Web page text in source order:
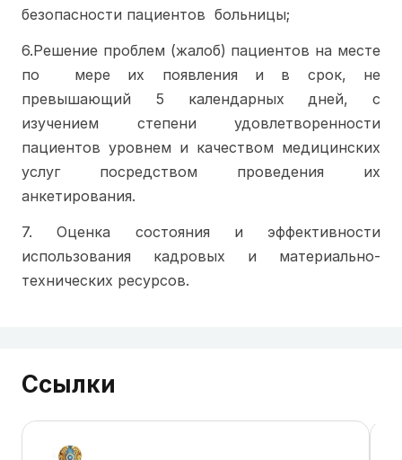
безопасности пациентов  больницы;
6.Решение проблем (жалоб) пациентов на месте
по  мере их появления и в срок, не
превышающий 5 календарных дней, с
изучением степени удовлетворенности
пациентов уровнем и качеством медицинских
услуг посредством проведения их
анкетирования.
7. Оценка состояния и эффективности
использования кадровых и материально-
технических ресурсов.
Ссылки